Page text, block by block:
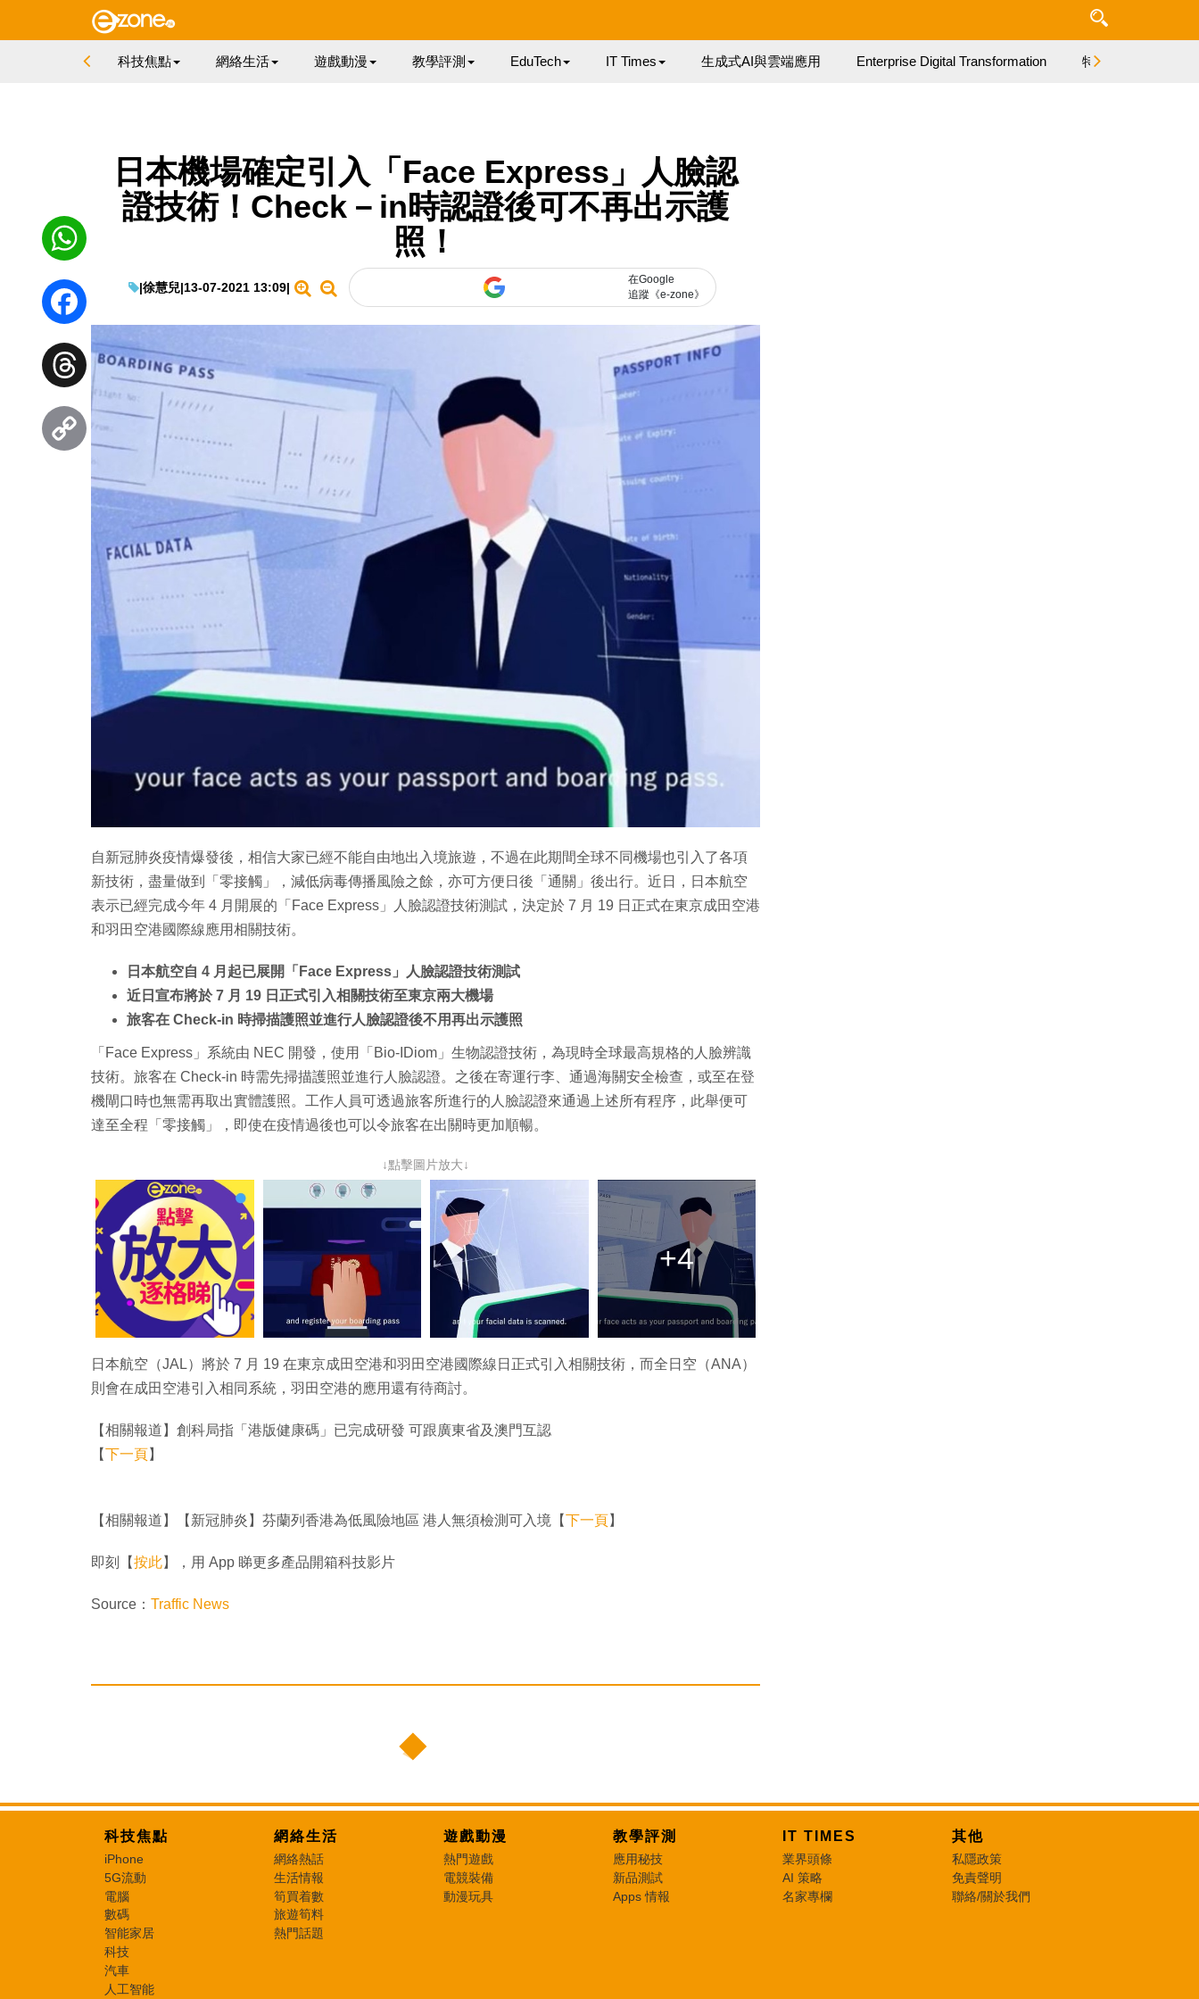
科技焦點 網絡生活 遊戲動漫 教學評測 EduTech IT Times 生成式AI與雲端應用 Enterprise Digital Transformation 特集
日本機場確定引入「Face Express」人臉認
證技術！Check－in時認證後可不再出示護
照！
|徐慧兒|13-07-2021 13:09|
在Google
追蹤《e-zone》
自新冠肺炎疫情爆發後，相信大家已經不能自由地出入境旅遊，不過在此期間全球不同機場也引入了各項
新技術，盡量做到「零接觸」，減低病毒傳播風險之餘，亦可方便日後「通關」後出行。近日，日本航空
表示已經完成今年 4 月開展的「Face Express」人臉認證技術測試，決定於 7 月 19 日正式在東京成田空港
和羽田空港國際線應用相關技術。
日本航空自 4 月起已展開「Face Express」人臉認證技術測試
近日宣布將於 7 月 19 日正式引入相關技術至東京兩大機場
旅客在 Check-in 時掃描護照並進行人臉認證後不用再出示護照
「Face Express」系統由 NEC 開發，使用「Bio-IDiom」生物認證技術，為現時全球最高規格的人臉辨識
技術。旅客在 Check-in 時需先掃描護照並進行人臉認證。之後在寄運行李、通過海關安全檢查，或至在登
機閘口時也無需再取出實體護照。工作人員可透過旅客所進行的人臉認證來通過上述所有程序，此舉便可
達至全程「零接觸」，即使在疫情過後也可以令旅客在出關時更加順暢。
↓點擊圖片放大↓
+4
日本航空（JAL）將於 7 月 19 在東京成田空港和羽田空港國際線日正式引入相關技術，而全日空（ANA）
則會在成田空港引入相同系統，羽田空港的應用還有待商討。
【相關報道】創科局指「港版健康碼」已完成研發 可跟廣東省及澳門互認
【下一頁】
【相關報道】【新冠肺炎】芬蘭列香港為低風險地區 港人無須檢測可入境【下一頁】
即刻【按此】，用 App 睇更多產品開箱科技影片
Source： Traffic News
WhatsApp
Facebook
Threads
Copy
Link
科技焦點
iPhone
5G流動
電腦
數碼
智能家居
科技
汽車
人工智能
網絡生活
網絡熱話
生活情報
筍買着數
旅遊筍料
熱門話題
遊戲動漫
熱門遊戲
電競裝備
動漫玩具
教學評測
應用秘技
新品測試
Apps 情報
IT TIMES
業界頭條
AI 策略
名家專欄
其他
私隱政策
免責聲明
聯絡/關於我們